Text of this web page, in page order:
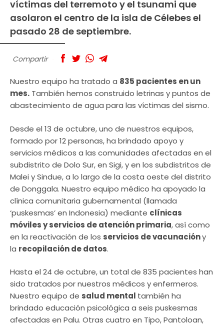
víctimas del terremoto y el tsunami que
asolaron el centro de la isla de Célebes el
pasado 28 de septiembre.
Compartir
Nuestro equipo ha tratado a 835 pacientes en un
mes. También hemos construido letrinas y puntos de
abastecimiento de agua para las víctimas del sismo.
Desde el 13 de octubre, uno de nuestros equipos,
formado por 12 personas, ha brindado apoyo y
servicios médicos a las comunidades afectadas en el
subdistrito de Dolo Sur, en Sigi, y en los subdistritos de
Malei y Sindue, a lo largo de la costa oeste del distrito
de Donggala. Nuestro equipo médico ha apoyado la
clínica comunitaria gubernamental (llamada
‘puskesmas’ en Indonesia) mediante clínicas
móviles y servicios de atención primaria, así como
en la reactivación de los servicios de vacunacióny
la recopilación de datos.
Hasta el 24 de octubre, un total de 835 pacientes han
sido tratados por nuestros médicos y enfermeros.
Nuestro equipo de salud mental también ha
brindado educación psicológica a seis puskesmas
afectadas en Palu. Otras cuatro en Tipo, Pantoloan,